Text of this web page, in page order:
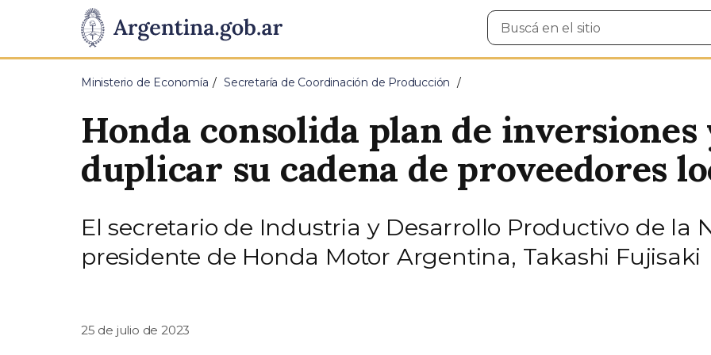
Presidencia
de
Pasar al contenido principal
Buscar
en
Ministerio de Economía Secretaría de Coordinación de Producción
Honda consolida plan de inversiones
duplicar su cadena de proveedores
El secretario de Industria y Desarrollo Productivo de la
presidente de Honda Motor Argentina, Takashi Fujisaki
25 de julio de 2023